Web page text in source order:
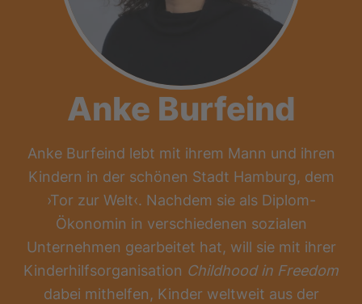
Anke Burfeind
Anke Burfeind lebt mit ihrem Mann und ihren
Kindern in der schönen Stadt Hamburg, dem
›Tor zur Welt‹. Nachdem sie als Diplom-
Ökonomin in verschiedenen sozialen
Unternehmen gearbeitet hat, will sie mit ihrer
Kinderhilfsorganisation Childhood in Freedom
dabei mithelfen, Kinder weltweit aus der